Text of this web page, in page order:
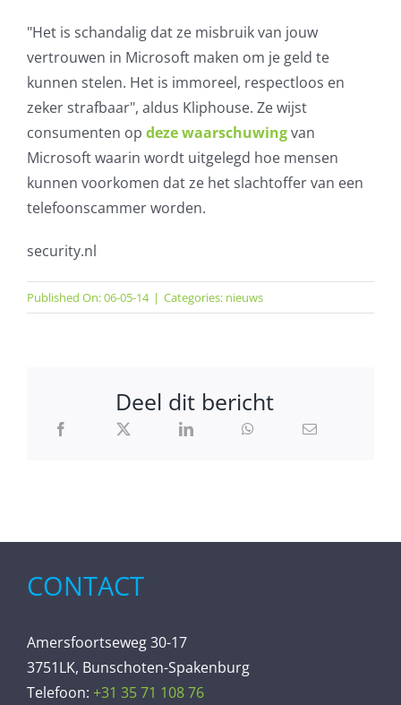
"Het is schandalig dat ze misbruik van jouw
vertrouwen in Microsoft maken om je geld te
kunnen stelen. Het is immoreel, respectloos en
zeker strafbaar", aldus Kliphouse. Ze wijst
consumenten op deze waarschuwingvan
Microsoft waarin wordt uitgelegd hoe mensen
kunnen voorkomen dat ze het slachtoffer van een
telefoonscammer worden.
security.nl
Published On: 06-05-14 | Categories: nieuws
Deel dit bericht
CONTACT
Amersfoortseweg 30-17
3751LK, Bunschoten-Spakenburg
Telefoon: +31 35 71 108 76